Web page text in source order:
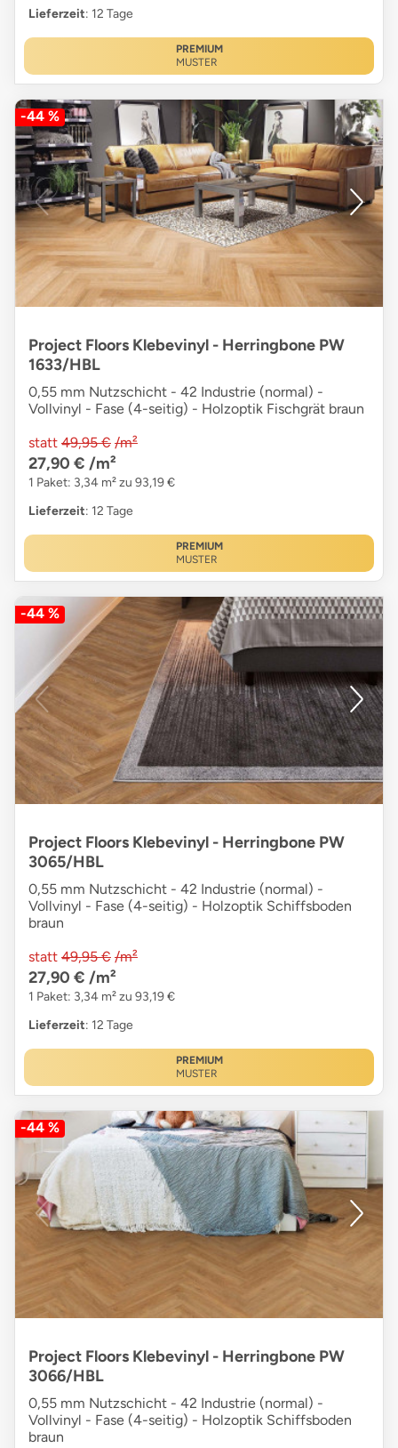
Lieferzeit: 12 Tage
PREMIUM
MUSTER
-44 %
Project Floors Klebevinyl - Herringbone PW
1633/HBL
0,55 mm Nutzschicht - 42 Industrie (normal) -
Vollvinyl - Fase (4-seitig) - Holzoptik Fischgrät braun
statt 49,95 € /m²
27,90 € /m²
1 Paket: 3,34 m² zu 93,19 €
Lieferzeit: 12 Tage
PREMIUM
MUSTER
-44 %
Project Floors Klebevinyl - Herringbone PW
3065/HBL
0,55 mm Nutzschicht - 42 Industrie (normal) -
Vollvinyl - Fase (4-seitig) - Holzoptik Schiffsboden
braun
statt 49,95 € /m²
27,90 € /m²
1 Paket: 3,34 m² zu 93,19 €
Lieferzeit: 12 Tage
PREMIUM
MUSTER
-44 %
Project Floors Klebevinyl - Herringbone PW
3066/HBL
0,55 mm Nutzschicht - 42 Industrie (normal) -
Vollvinyl - Fase (4-seitig) - Holzoptik Schiffsboden
braun